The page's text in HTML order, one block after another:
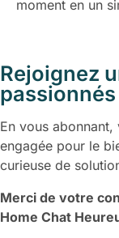
moment en un
Rejoignez
passionnés
En vous
engagée pour le
curieuse de
Merci de votre
Home Chat